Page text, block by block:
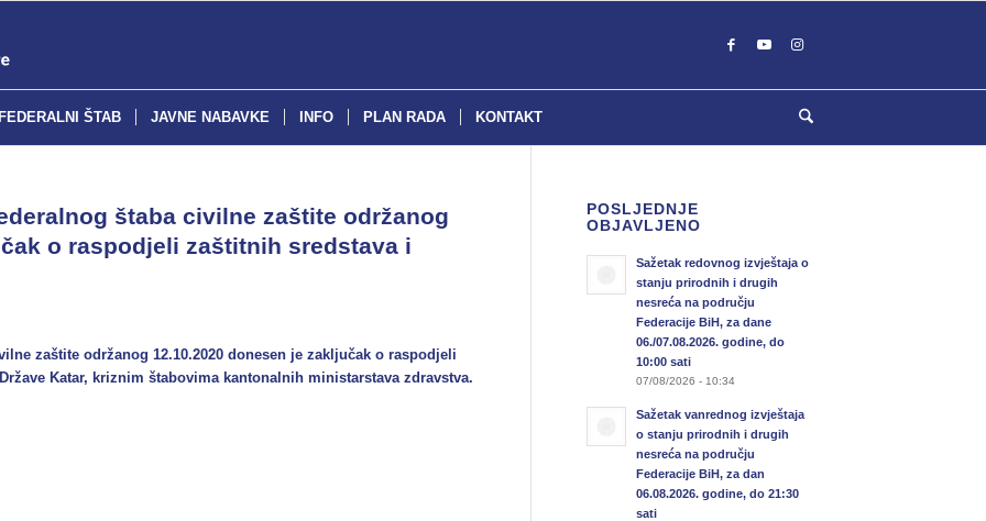
FEDERALNI ŠTAB JAVNE NABAVKE INFO PLAN RADA KONTAKT
štaba civilne zaštite održanog
o raspodjeli zaštitnih sredstava i
zaštite održanog 12.10.2020 donesen je zaključak o raspodjeli
Katar, kriznim štabovima kantonalnih ministarstava zdravstva.
POSLJEDNJE
OBJAVLJENO
Sažetak redovnog izvještaja o
stanju prirodnih i drugih
nesreća na području
Federacije BiH, za dane
06./07.08.2026. godine, do
10:00 sati
07/08/2026 - 10:34
Sažetak vanrednog izvještaja
o stanju prirodnih i drugih
nesreća na području
Federacije BiH, za dan
06.08.2026. godine, do 21:30
sati